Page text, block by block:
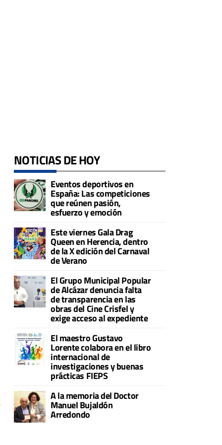
NOTICIAS DE HOY
Eventos deportivos en
España: Las competiciones
que reúnen pasión,
esfuerzo y emoción
Este viernes Gala Drag
Queen en Herencia, dentro
de la X edición del Carnaval
de Verano
El Grupo Municipal Popular
de Alcázar denuncia falta
de transparencia en las
obras del Cine Crisfel y
exige acceso al expediente
El maestro Gustavo
Lorente colabora en el libro
internacional de
investigaciones y buenas
prácticas FIEPS
A la memoria del Doctor
Manuel Bujaldón
Arredondo